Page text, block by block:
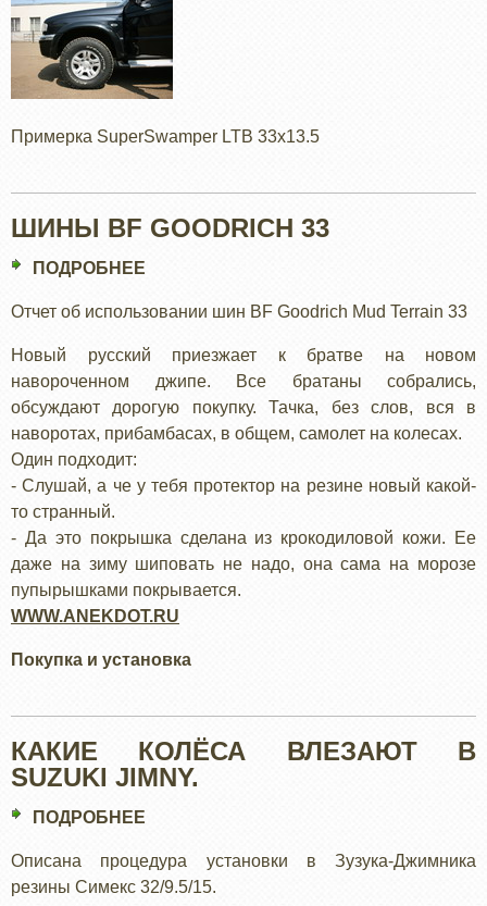
Примерка SuperSwamper LTB 33х13.5
ШИНЫ BF GOODRICH 33
ПОДРОБНЕЕ
BF
GOODRICH
Отчет об использовании шин BF Goodrich Mud Terrain 33
Новый русский приезжает к братве на новом
навороченном джипе. Все братаны собрались,
обсуждают дорогую покупку. Тачка, без слов, вся в
наворотах, прибамбасах, в общем, самолет на колесах.
Один подходит:
- Слушай, а че у тебя протектор на резине новый какой-
то странный.
- Да это покрышка сделана из крокодиловой кожи. Ее
даже на зиму шиповать не надо, она сама на морозе
пупырышками покрывается.
WWW.ANEKDOT.RU
Покупка и установка
КАКИЕ КОЛЁСА ВЛЕЗАЮТ В
SUZUKI JIMNY.
ПОДРОБНЕЕ
КОЛЁСА
ВЛЕЗАЮТ
Описана процедура установки в Зузука-Джимника
резины Симекс 32/9.5/15.